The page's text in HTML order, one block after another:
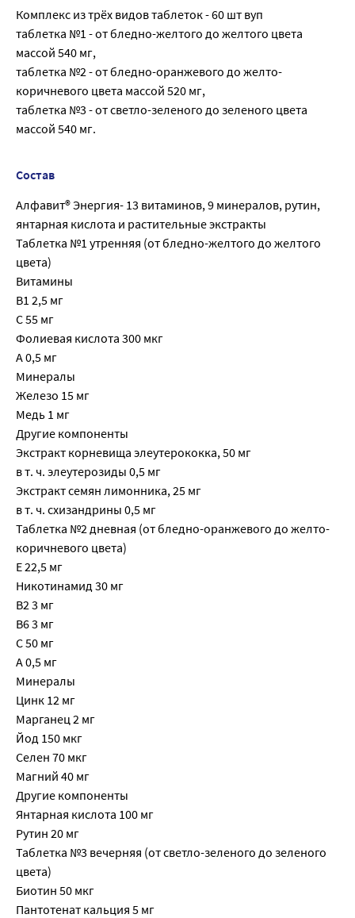
Комплекс из трёх видов таблеток - 60 шт вуп
таблетка №1 - от бледно-желтого до желтого цвета
массой 540 мг,
таблетка №2 - от бледно-оранжевого до желто-
коричневого цвета массой 520 мг,
таблетка №3 - от светло-зеленого до зеленого цвета
массой 540 мг.
Состав
Алфавит® Энергия- 13 витаминов, 9 минералов, рутин,
янтарная кислота и растительные экстракты
Таблетка №1 утренняя (от бледно-желтого до желтого
цвета)
Витамины
B1 2,5 мг
C 55 мг
Фолиевая кислота 300 мкг
A 0,5 мг
Минералы
Железо 15 мг
Медь 1 мг
Другие компоненты
Экстракт корневища элеутерококка, 50 мг
в т. ч. элеутерозиды 0,5 мг
Экстракт семян лимонника, 25 мг
в т. ч. схизандрины 0,5 мг
Таблетка №2 дневная (от бледно-оранжевого до желто-
коричневого цвета)
Е 22,5 мг
Никотинамид 30 мг
В2 3 мг
В6 3 мг
С 50 мг
А 0,5 мг
Минералы
Цинк 12 мг
Марганец 2 мг
Йод 150 мкг
Селен 70 мкг
Магний 40 мг
Другие компоненты
Янтарная кислота 100 мг
Рутин 20 мг
Таблетка №3 вечерняя (от светло-зеленого до зеленого
цвета)
Биотин 50 мкг
Пантотенат кальция 5 мг